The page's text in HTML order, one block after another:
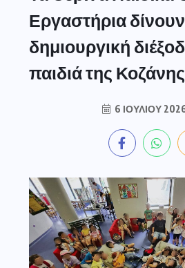
Εργαστήρια δίνουν
δημιουργική
παιδιά της Κοζάνης
6 ΙΟΥΛΊΟΥ